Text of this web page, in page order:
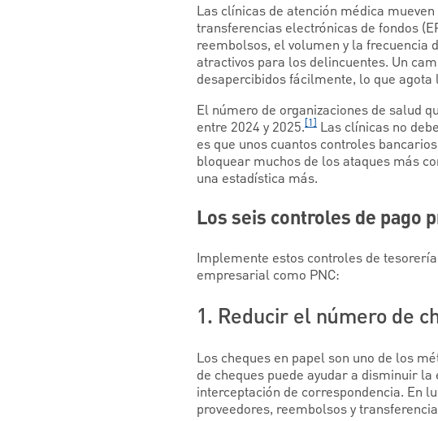
Las clínicas de atención médica
transferencias electrónicas de fondos
reembolsos, el volumen y la frecuencia
atractivos para los delincuentes. Un
desapercibidos fácilmente, lo que
El número de organizaciones de salud
entre 2024 y 2025.[1] Las clínicas no
es que unos cuantos controles
bloquear muchos de los ataques más
una estadística más.
Los seis controles de pago
Implemente estos controles de
empresarial como PNC:
1. Reducir el número de
Los cheques en papel son uno de los
de cheques puede ayudar a disminuir
interceptación de correspondencia. En
proveedores, reembolsos y